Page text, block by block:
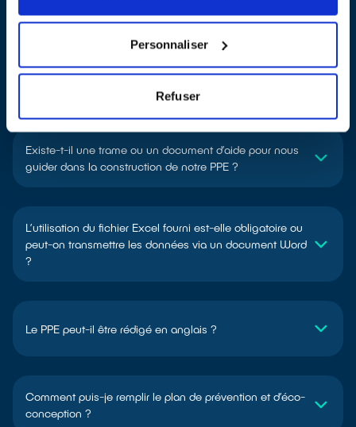
Personnaliser
Refuser
Modalités de remplissage
Existe-t-il une trame ou un document d’aide pour nous
guider dans la construction de notre PPE ?
L’utilisation du fichier Excel fourni est-elle obligatoire ou
peut-on transmettre les données via un document Word
?
Le PPE peut-il être rédigé en anglais ?
Comment puis-je remplir le plan de prévention et d’éco-
conception ?